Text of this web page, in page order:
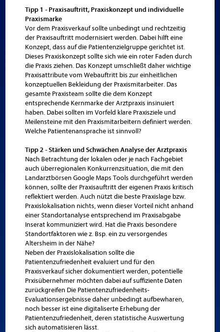
Tipp 1 - Praxisauftritt, Praxiskonzept und individuelle
Praxismarke
Vor dem Praxisverkauf sollte unbedingt und rechtzeitig
der Praxisauftritt modernisiert werden. Dabei hilft eine
Konzept, dass auf die Patientenzielgruppe gerichtet ist.
Dieses Praxiskonzept sollte sich wie ein roter Faden durch
die Praxis ziehen. Das Konzept umschließt daher wichtige
Praxisattribute vom Webauftritt bis zur einheitlichen
konzeptuellen Bekleidung der Praxismitarbeiter. Das
gesamte Praxisteam sollte die dem Konzept
entsprechende Kernmarke der Arztpraxis insinuiert
haben. Dabei sollten im Vorfeld klare Praxisziele und
Meilensteine mit den Praxismitarbeitern definiert werden.
Welche Patientenansprache ist sinnvoll?
Tipp 2 - Stärken und Schwächen Analyse der Arztpraxis
Nach Betrachtung der lokalen oder je nach Fachgebiet
auch überregionalen Konkurrenzsituation, die mit den
Landarztbörsen Google Maps Tools durchgeführt werden
können, sollte der Praxisauftritt der eigenen Praxis kritisch
reflektiert werden. Auch nützt die beste Praxislage bzw.
Praxislokalisation nichts, wenn dieser Vorteil nicht anhand
einer Standortanalyse entsprechend im Praxisabgabe
Inserat kommuniziert wird. Hat die Praxis besondere
Standortfaktoren wie z. Bsp. ein zu versorgendes
Altersheim in der Nähe?
Neben der Praxislokalisation sollte die
Patientenzufriedenheit evaluiert und für den
Praxisverkauf sicher dokumentiert werden, potentielle
Prxisübernehmer möchten dabei auf suffiziente Daten
zurückgreifen Die Patientenzufriedenheits-
Evaluationsergebnisse daher unbedingt aufbewharen,
noch besser ist eine digitaliserte Erhebung der
Patientenzufriedenheit, deren statistische Auswertung
sich automatisieren lässt.